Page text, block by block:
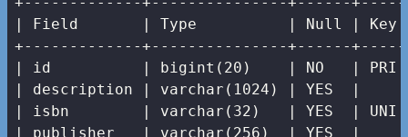
| Field       | Type | Null | Key
+-------------+---------------+------
|
id | bigint(20)    | NO
| PRI
| description |
varchar( 1024 ) | YES  |
|
isbn | varchar(32)   | YES
| UNI
| publisher   |
varchar( 256 ) | YES  |